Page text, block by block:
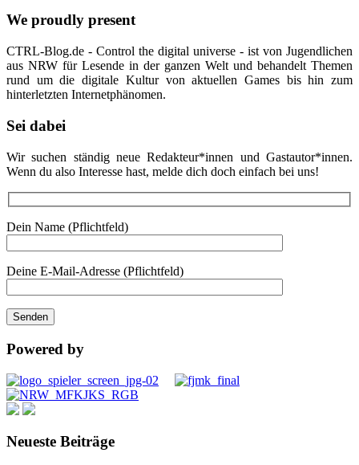
We proudly present
CTRL-Blog.de - Control the digital universe - ist von Jugendlichen
aus NRW für Lesende in der ganzen Welt und behandelt Themen
rund um die digitale Kultur von aktuellen Games bis hin zum
hinterletzten Internetphänomen.
Sei dabei
Wir suchen ständig neue Redakteur*innen und Gastautor*innen.
Wenn du also Interesse hast, melde dich doch einfach bei uns!
Dein Name (Pflichtfeld)
Deine E-Mail-Adresse (Pflichtfeld)
Powered by
Neueste Beiträge